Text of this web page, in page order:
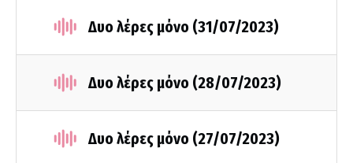
Δυο λέρες μόνο (31/07/2023)
Δυο λέρες μόνο (28/07/2023)
Δυο λέρες μόνο (27/07/2023)